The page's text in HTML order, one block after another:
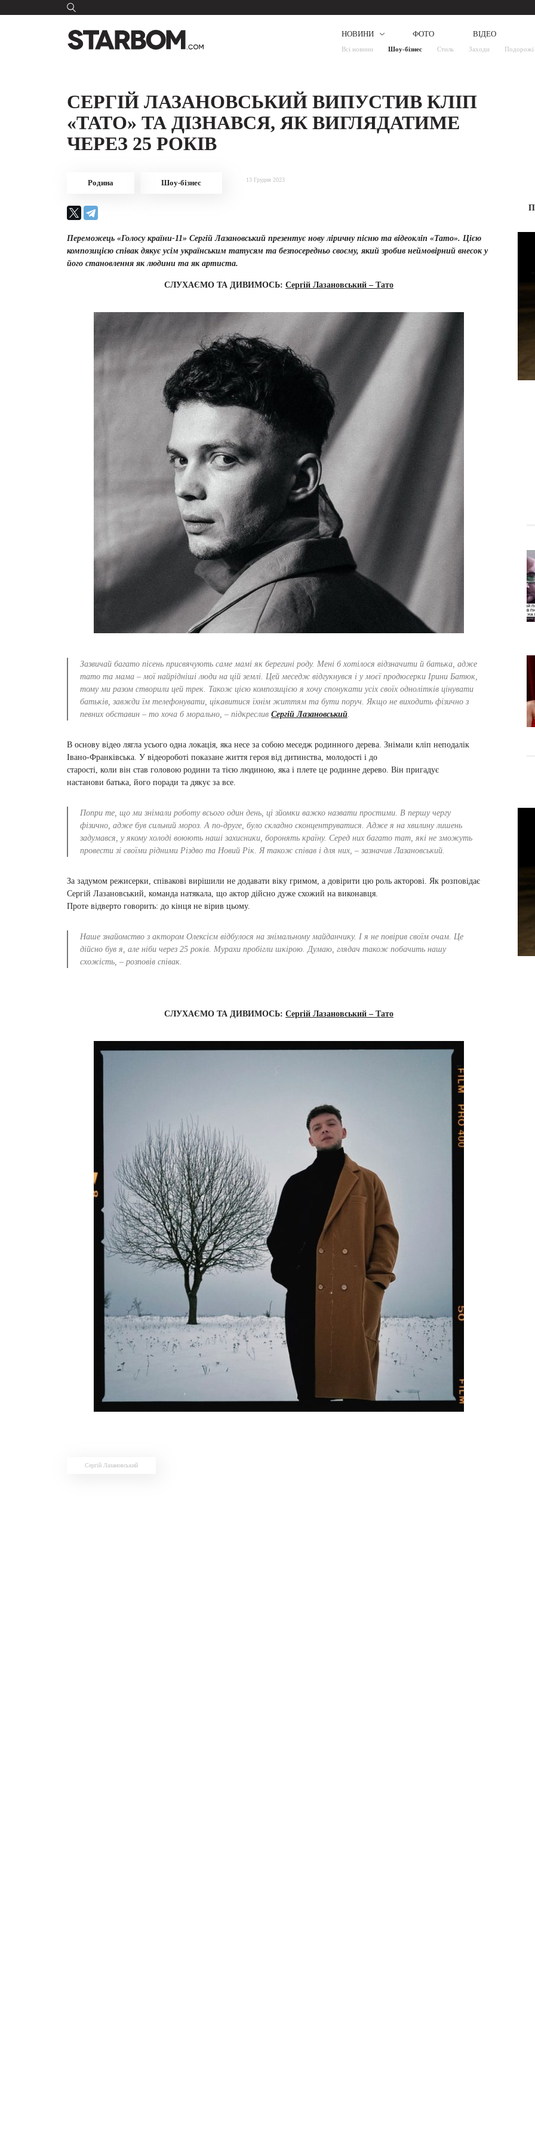
НОВИНИ
Всі новини Шоу-бізнес Стиль Заходи Подорожі
ФОТО ВІДЕО
СЕРГІЙ ЛАЗАНОВСЬКИЙ ВИПУСТИВ КЛІП
«ТАТО» ТА ДІЗНАВСЯ, ЯК ВИГЛЯДАТИМЕ
ЧЕРЕЗ 25 РОКІВ
Родина Шоу-бізнес 13 Грудня 2023
Переможець «Голосу країни-11» Сергій Лазановський презентує нову ліричну пісню та відеокліп «Тато». Цією
композицією співак дякує усім українським татусям та безпосередньо своєму, який зробив неймовірний внесок у
його становлення як людини та як артиста.
СЛУХАЄМО ТА ДИВИМОСЬ: Сергій Лазановський – Тато
Зазвичай багато пісень присвячують саме мамі як берегині роду. Мені б хотілося відзначити й батька, адже
тато та мама – мої найрідніші люди на цій землі. Цей меседж відгукнувся і у моєї продюсерки Ірини Батюк,
тому ми разом створили цей трек. Також цією композицією я хочу спонукати усіх своїх однолітків цінувати
батьків, завжди їм телефонувати, цікавитися їхнім життям та бути поруч. Якщо не виходить фізично з
певних обставин – то хоча б морально, – підкреслив Сергій Лазановський.
В основу відео лягла усього одна локація, яка несе за собою меседж родинного дерева. Знімали кліп неподалік
Івано-Франківська. У відеороботі показане життя героя від дитинства, молодості і до
старості, коли він став головою родини та тією людиною, яка і плете це родинне дерево. Він пригадує
настанови батька, його поради та дякує за все.
Попри те, що ми знімали роботу всього один день, ці зйомки важко назвати простими. В першу чергу
фізично, адже був сильний мороз. А по-друге, було складно сконцентруватися. Адже я на хвилину лишень
задумався, у якому холоді воюють наші захисники, боронять країну. Серед них багато тат, які не зможуть
провести зі своїми рідними Різдво та Новий Рік. Я також співав і для них, – зазначив Лазановський.
За задумом режисерки, співакові вирішили не додавати віку гримом, а довірити цю роль акторові. Як розповідає
Сергій Лазановський, команда натякала, що актор дійсно дуже схожий на виконавця.
Проте відверто говорить: до кінця не вірив цьому.
Наше знайомство з актором Олексієм відбулося на знімальному майданчику. І я не повірив своїм очам. Це
дійсно був я, але ніби через 25 років. Мурахи пробігли шкірою. Думаю, глядач також побачить нашу
схожість, – розповів співак.
СЛУХАЄМО ТА ДИВИМОСЬ: Сергій Лазановський – Тато
Сергій Лазановський